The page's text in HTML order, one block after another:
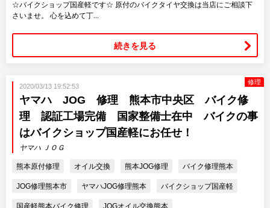
☆バイクショップ国産軽です☆ 原付のバイクタイヤ交換は当店にご相談下
さいませ。 心を込めて丁...
続きを見る
修理
2020/03/13 19:52:53
ヤマハ JOG 修理 熊本市中央区 バイク修
理 認証工場完備 国家整備士在中 バイクの事
はバイクショップ国産軽にお任せ！
ヤマハ ＪＯＧ
熊本原付修理 オイル交換 熊本JOG修理 バイク修理熊本
JOG修理熊本市 ヤマハJOG修理熊本 バイクショップ国産軽